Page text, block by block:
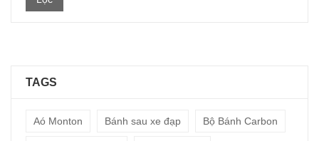
nhất
TAGS
Aó Monton Bánh sau xe đạp Bộ Bánh Carbon